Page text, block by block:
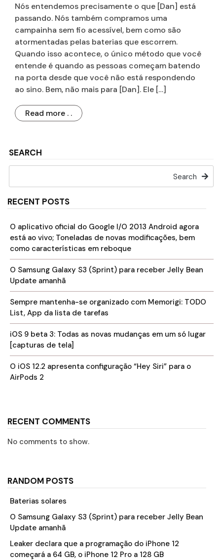
SEARCH
Search
RECENT POSTS
O aplicativo oficial do Google I/O 2013 Android agora
está ao vivo; Toneladas de novas modificações, bem
como características em reboque
O Samsung Galaxy S3 (Sprint) para receber Jelly Bean
Update amanhã
Sempre mantenha-se organizado com Memorigi: TODO
List, App da lista de tarefas
iOS 9 beta 3: Todas as novas mudanças em um só lugar
[capturas de tela]
O iOS 12.2 apresenta configuração “Hey Siri” para o
AirPods 2
RECENT COMMENTS
No comments to show.
RANDOM POSTS
Baterias solares
O Samsung Galaxy S3 (Sprint) para receber Jelly Bean
Update amanhã
Leaker declara que a programação do iPhone 12
começará a 64 GB, o iPhone 12 Pro a 128 GB
Nós entendemos precisamente o que [Dan] está
passando. Nós também compramos uma
campainha sem fio acessível, bem como são
atormentadas pelas baterias que escorrem.
Quando isso acontece, o único método que você
entende é quando as pessoas começam batendo
na porta desde que você não está respondendo
ao sino. Bem, não mais para [Dan]. Ele […]
Read more . .